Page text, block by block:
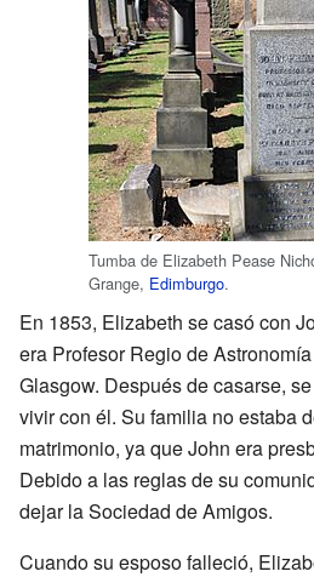
Tumba de Elizabeth Pease
Grange, Edimburgo.
En 1853, Elizabeth se casó con
era Profesor Regio de
Glasgow. Después de casarse,
vivir con él. Su familia no estaba
matrimonio, ya que John era
Debido a las reglas de su
dejar la Sociedad de Amigos.
Cuando su esposo falleció,